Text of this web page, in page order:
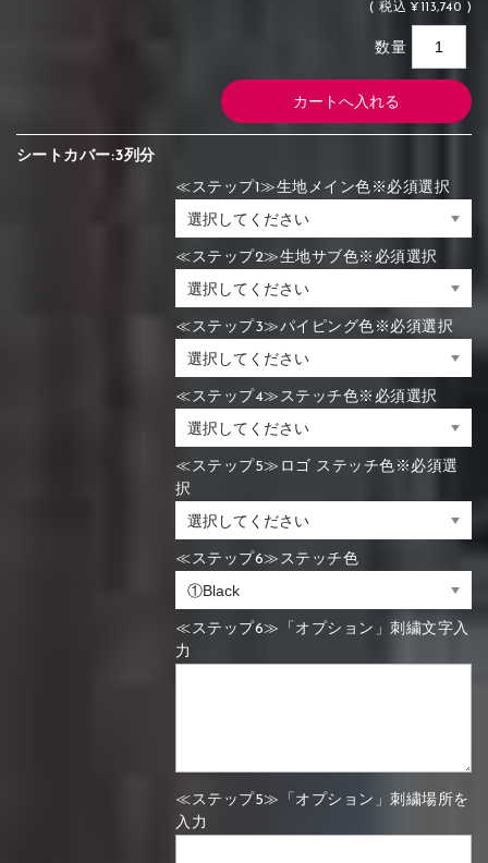
(税込 ¥113,740 )
数量
シートカバー:3列分
≪ステップ1≫生地メイン色※必須選択
≪ステップ2≫生地サブ色※必須選択
≪ステップ3≫パイピング色※必須選択
≪ステップ4≫ステッチ色※必須選択
≪ステップ5≫ロゴ ステッチ色※必須選
択
≪ステップ6≫ステッチ色
≪ステップ6≫「オプション」刺繍文字入
力
≪ステップ5≫「オプション」刺繍場所を
入力